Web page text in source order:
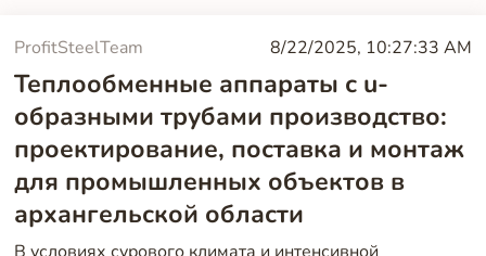
ProfitSteelTeam 8/22/2025, 10:27:33 AM
Теплообменные аппараты с u-
образными трубами производство:
проектирование, поставка и монтаж
для промышленных объектов в
архангельской области